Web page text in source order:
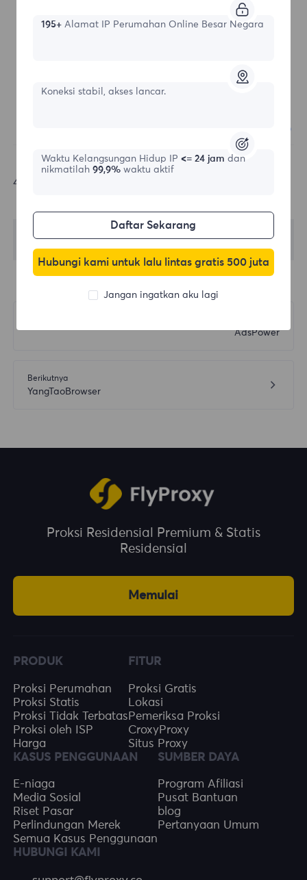
4.Click Open to view the proxy.
AdsPower
Berikutnya
YangTaoBrowser
Proksi Residensial Premium & Statis
Residensial
Memulai
PRODUK
Proksi Perumahan
Proksi Statis
Proksi Tidak Terbatas
Proksi oleh ISP
Harga
FITUR
Proksi Gratis
Lokasi
Pemeriksa Proksi
CroxyProxy
Situs Proxy
KASUS PENGGUNAAN
E-niaga
Media Sosial
Riset Pasar
Perlindungan Merek
Semua Kasus Penggunaan
SUMBER DAYA
Program Afiliasi
Pusat Bantuan
blog
Pertanyaan Umum
HUBUNGI KAMI
195+Alamat IP Perumahan Online Besar Negara
Koneksi stabil, akses lancar.
Waktu Kelangsungan Hidup IP <= 24 jam dan
nikmatilah 99,9%waktu aktif
Daftar Sekarang
Hubungi kami untuk lalu lintas gratis 500 juta
Jangan ingatkan aku lagi